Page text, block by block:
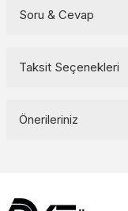
Soru & Cevap
Ürün
Taksit Seçenekleri
Önerileriniz